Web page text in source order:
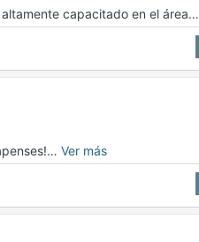
capacitado en el área…
Ver más